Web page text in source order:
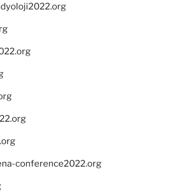
conference2022.org